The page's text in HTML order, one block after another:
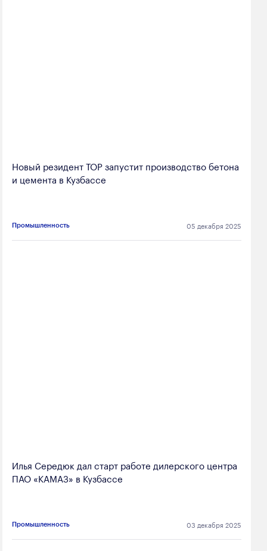
Новый резидент ТОР запустит производство бетона
и цемента в Кузбассе
Промышленность 05 декабря 2025
Илья Середюк дал старт работе дилерского центра
ПАО «КАМАЗ» в Кузбассе
Промышленность 03 декабря 2025